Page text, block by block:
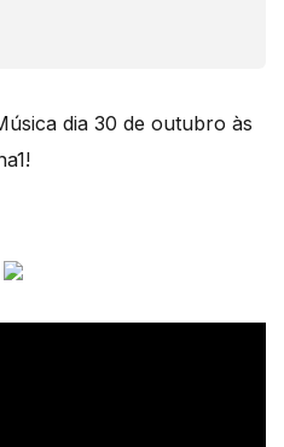
dia 30 de outubro às